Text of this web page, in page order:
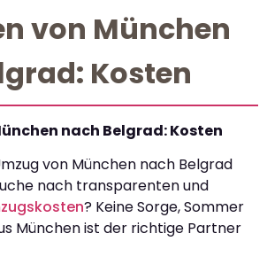
von München
Kosten
nach Belgrad: Kosten
von München nach Belgrad
nach transparenten und
? Keine Sorge, Sommer
München ist der richtige Partner